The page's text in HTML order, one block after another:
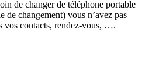
de changer de téléphone portable
de changement) vous n’avez pas
vos contacts, rendez-vous, ….